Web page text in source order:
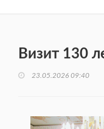
Визит 130
23.05.2026 09:40